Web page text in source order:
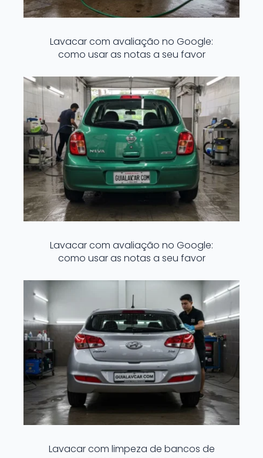
Lavacar com avaliação no Google:
como usar as notas a seu favor
Lavacar com avaliação no Google:
como usar as notas a seu favor
Lavacar com limpeza de bancos de